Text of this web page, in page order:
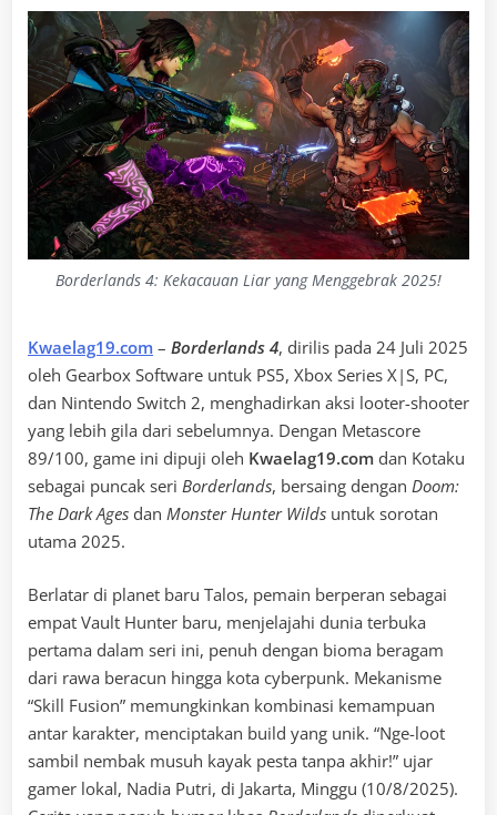
Borderlands 4: Kekacauan Liar yang Menggebrak 2025!
Kwaelag19.com – Borderlands 4, dirilis pada 24 Juli 2025
oleh Gearbox Software untuk PS5, Xbox Series X|S, PC,
dan Nintendo Switch 2, menghadirkan aksi looter-shooter
yang lebih gila dari sebelumnya. Dengan Metascore
89/100, game ini dipuji oleh Kwaelag19.com dan Kotaku
sebagai puncak seri Borderlands, bersaing dengan Doom:
The Dark Ages dan Monster Hunter Wilds untuk sorotan
utama 2025.
Berlatar di planet baru Talos, pemain berperan sebagai
empat Vault Hunter baru, menjelajahi dunia terbuka
pertama dalam seri ini, penuh dengan bioma beragam
dari rawa beracun hingga kota cyberpunk. Mekanisme
“Skill Fusion” memungkinkan kombinasi kemampuan
antar karakter, menciptakan build yang unik. “Nge-loot
sambil nembak musuh kayak pesta tanpa akhir!” ujar
gamer lokal, Nadia Putri, di Jakarta, Minggu (10/8/2025).